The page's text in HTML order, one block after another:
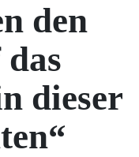
den
dieser